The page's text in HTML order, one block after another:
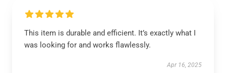
This item is durable and efficient. It’s exactly what I
was looking for and works flawlessly.
Apr 16, 2025